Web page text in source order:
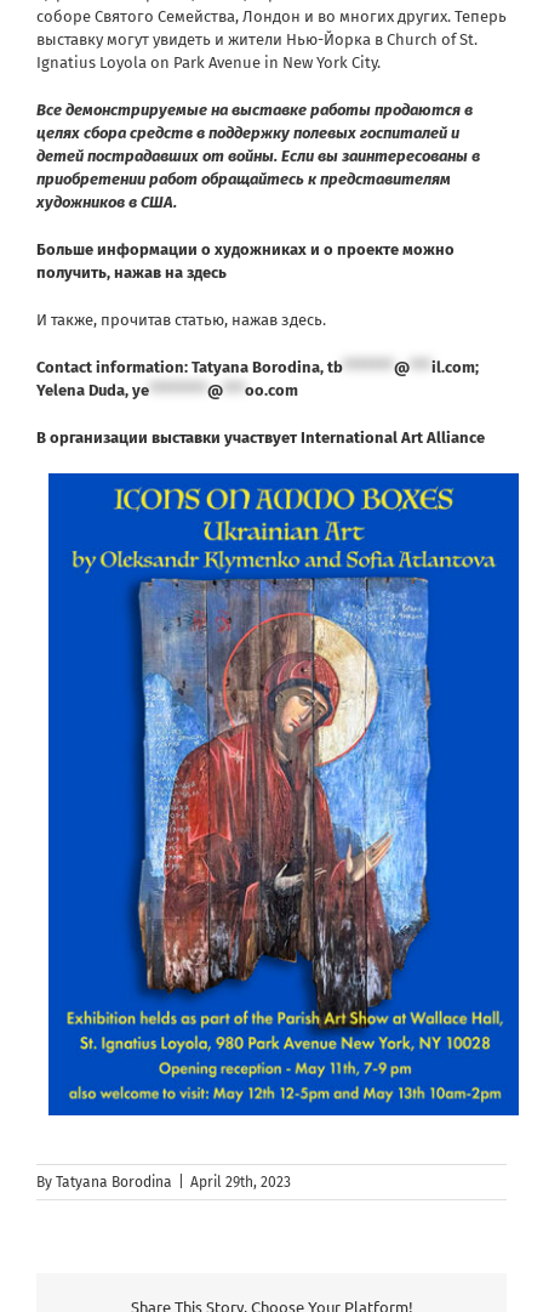
соборе Святого Семейства, Лондон и во многих других. Теперь
выставку могут увидеть и жители Нью-Йорка в Church of St.
Ignatius Loyola on Park Avenue in New York City.
Все демонстрируемые на выставке работы продаются в
целях сбора средств в поддержку полевых госпиталей и
детей пострадавших от войны. Если вы заинтересованы в
приобретении работ обращайтесь к представителям
художников в США.
Больше информации о художниках и о проекте можно
получить, нажав на здесь
И также, прочитав статью, нажав здесь.
Contact information: Tatyana Borodina, tb @ il.com;
Yelena Duda, ye @ oo.com
В организации выставки участвует International Art Alliance
By Tatyana Borodina April 29th, 2023
Share This Story, Choose Your Platform!